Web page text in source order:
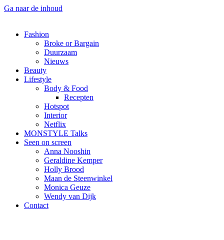
Ga naar de inhoud
Fashion
Broke or Bargain
Duurzaam
Nieuws
Beauty
Lifestyle
Body & Food
Recepten
Hotspot
Interior
Netflix
MONSTYLE Talks
Seen on screen
Anna Nooshin
Geraldine Kemper
Holly Brood
Maan de Steenwinkel
Monica Geuze
Wendy van Dijk
Contact